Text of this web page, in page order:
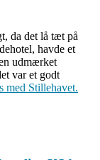
da det lå tæt på
havde et
udmærket
var et godt
med Stillehavet.